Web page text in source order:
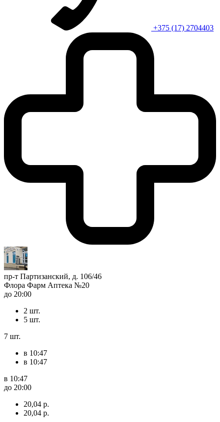
+375 (17) 2704403
пр-т Партизанский, д. 106/46
Флора Фарм Аптека №20
до 20:00
2 шт.
5 шт.
7 шт.
в 10:47
в 10:47
в 10:47
до 20:00
20,04 р.
20,04 р.